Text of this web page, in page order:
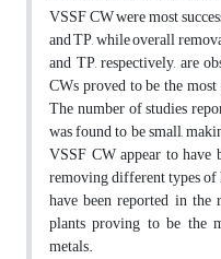
VSSF CW were most
and TP, while overall
and TP, respectively, are
CWs proved to be the
The number of studies
was found to be small,
VSSF CW appear to have
removing different types of
have been reported in the
plants proving to be the
metals.